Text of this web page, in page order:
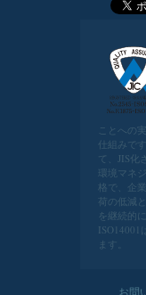
ことへの
仕組みで
て、JIS化
環境マネ
格で、企
荷の低減
を継続的
ISO14001
ます。
お問